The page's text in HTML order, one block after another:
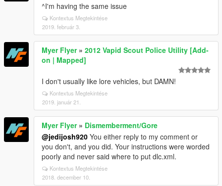
^I'm having the same issue
Kontextus Megtekintése
2019. február 3.
Myer Flyer» 2012 Vapid Scout Police Utility [Add-
on | Mapped]
I don't usually like lore vehicles, but DAMN!
Kontextus Megtekintése
2019. január 21.
Myer Flyer» Dismemberment/Gore
@jedijosh920 You either reply to my comment or
you don't, and you did. Your instructions were worded
poorly and never said where to put dlc.xml.
Kontextus Megtekintése
2018. december 10.